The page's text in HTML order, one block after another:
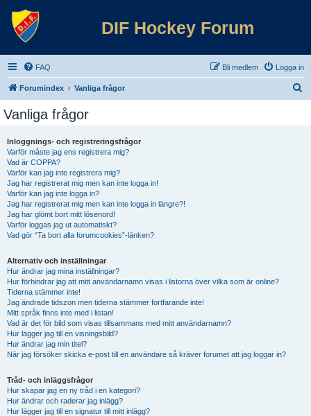
DIF Hockey Forum
FAQ Logga in
Bli medlem
Forumindex Vanliga frågor
Vanliga frågor
Inloggnings- och registreringsfrågor
Varför måste jag ens registrera mig?
Vad är COPPA?
Varför kan jag inte registrera mig?
Jag har registrerat mig men kan inte logga in!
Varför kan jag inte logga in?
Jag har registrerat mig men kan inte logga in längre?!
Jag har glömt bort mitt lösenord!
Varför loggas jag ut automatiskt?
Vad gör “Ta bort alla forumcookies”-länken?
Alternativ och inställningar
Hur ändrar jag mina inställningar?
Hur förhindrar jag att mitt användarnamn visas i listorna över vilka som är online?
Tiderna stämmer inte!
Jag ändrade tidszon men tiderna stämmer fortfarande inte!
Mitt språk finns inte med i listan!
Vad är det för bild som visas tillsammans med mitt användarnamn?
Hur lägger jag till en visningsbild?
Hur ändrar jag min titel?
När jag försöker skicka e-post till en användare så kräver forumet att jag loggar in?
Tråd- och inläggsfrågor
Hur skapar jag en ny tråd i en kategori?
Hur ändrar och raderar jag inlägg?
Hur lägger jag till en signatur till mitt inlägg?